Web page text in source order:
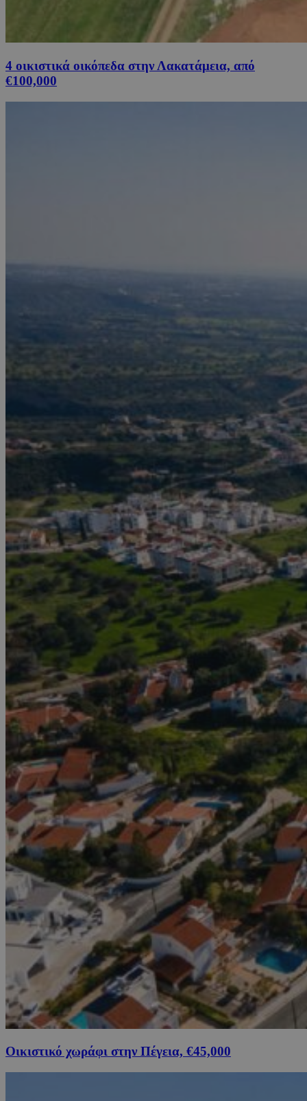
4 οικιστικά οικόπεδα στην Λακατάμεια, από
€100,000
Οικιστικό χωράφι στην Πέγεια, €45,000